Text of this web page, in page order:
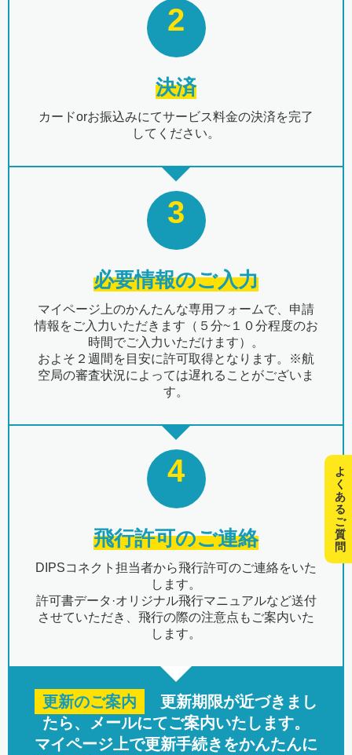
よ
く
あ
る
ご
質
問
2
決済
カードorお振込みにてサービス料金の決済を完了
してください。
3
必要情報のご入力
マイページ上のかんたんな専用フォームで、申請
情報をご入力いただきます（５分~１０分程度のお
時間でご入力いただけます）。
およそ２週間を目安に許可取得となります。※航
空局の審査状況によっては遅れることがございま
す。
4
飛行許可のご連絡
DIPSコネクト担当者から飛行許可のご連絡をいた
します。
許可書データ·オリジナル飛行マニュアルなど送付
させていただき、飛行の際の注意点もご案内いた
します。
更新のご案内
更新期限が近づきまし
たら、メールにてご案内いたします。
マイページ上で更新手続きをかんたんに